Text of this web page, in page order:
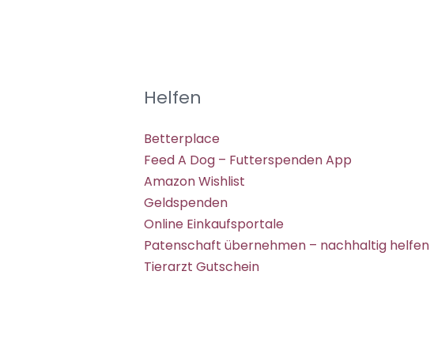
Helfen
Betterplace
Feed A Dog – Futterspenden App
Amazon Wishlist
Geldspenden
Online Einkaufsportale
Patenschaft übernehmen – nachhaltig helfen
Tierarzt Gutschein